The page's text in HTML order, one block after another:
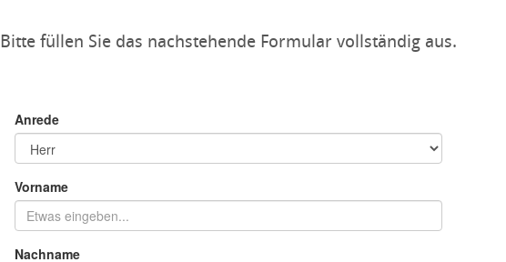
Bitte füllen Sie das nachstehende Formular vollständig aus.